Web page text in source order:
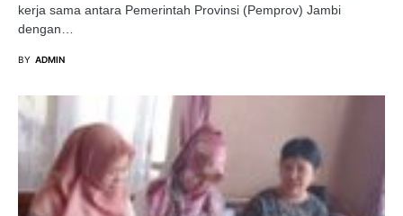
kerja sama antara Pemerintah Provinsi (Pemprov) Jambi
dengan…
BY ADMIN